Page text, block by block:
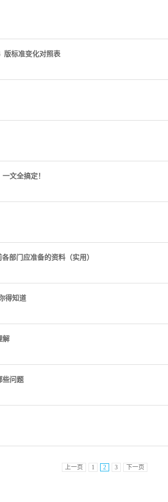
版标准变化对照表
文全搞定！
部门应准备的资料（实用）
得知道
解
些问题
上一页 1 2 3 下一页